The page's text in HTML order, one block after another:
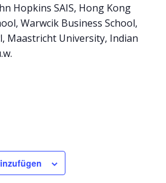
Hopkins SAIS, Hong Kong
Warwcik Business School,
Maastricht University, Indian